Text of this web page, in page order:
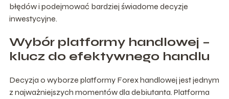
błędów i podejmować bardziej świadome decyzje
inwestycyjne.
Wybór platformy handlowej –
klucz do efektywnego handlu
Decyzja o wyborze platformy Forex handlowej jest jednym
z najważniejszych momentów dla debiutanta. Platforma